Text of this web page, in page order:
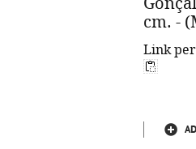
cm. -
Link